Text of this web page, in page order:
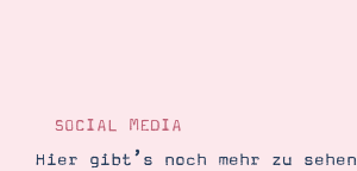
SOCIAL MEDIA
Hier gibt’s noch mehr zu sehen